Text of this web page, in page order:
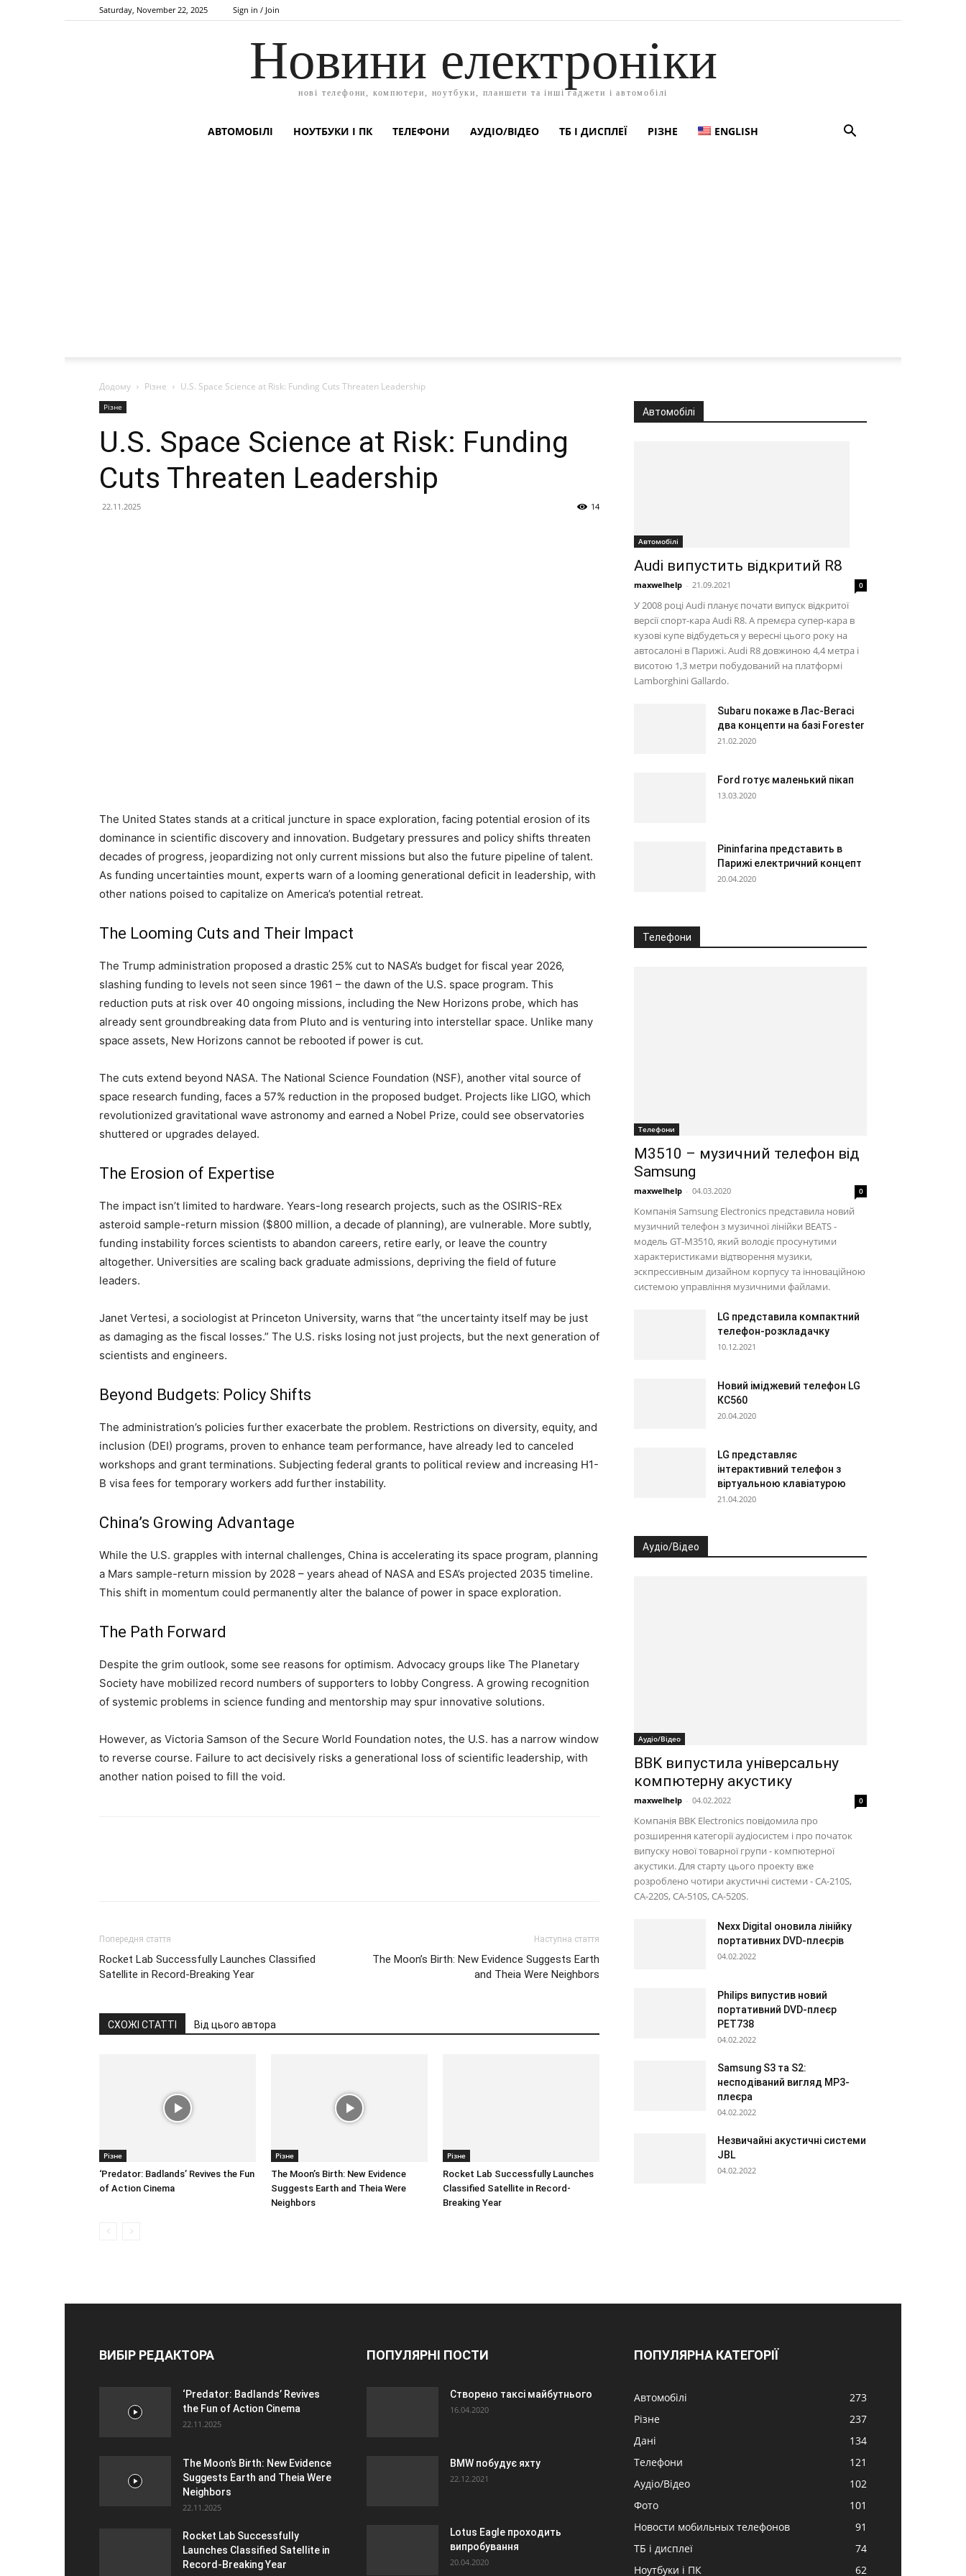
Saturday, November 22, 2025 Sign in / Join
Новини електроніки
нові телефони, компютери, ноутбуки, планшети та інші гаджети і автомобілі
АВТОМОБІЛІ НОУТБУКИ І ПК ТЕЛЕФОНИ АУДІО/ВІДЕО ТБ І ДИСПЛЕЇ РІЗНЕ ENGLISH
Додому Різне U.S. Space Science at Risk: Funding Cuts Threaten Leadership
Різне
U.S. Space Science at Risk: Funding
Cuts Threaten Leadership
22.11.2025 14
The United States stands at a critical juncture in space exploration, facing potential erosion of its
dominance in scientific discovery and innovation. Budgetary pressures and policy shifts threaten
decades of progress, jeopardizing not only current missions but also the future pipeline of talent.
As funding uncertainties mount, experts warn of a looming generational deficit in leadership, with
other nations poised to capitalize on America’s potential retreat.
The Looming Cuts and Their Impact
The Trump administration proposed a drastic 25% cut to NASA’s budget for fiscal year 2026,
slashing funding to levels not seen since 1961 – the dawn of the U.S. space program. This
reduction puts at risk over 40 ongoing missions, including the New Horizons probe, which has
already sent groundbreaking data from Pluto and is venturing into interstellar space. Unlike many
space assets, New Horizons cannot be rebooted if power is cut.
The cuts extend beyond NASA. The National Science Foundation (NSF), another vital source of
space research funding, faces a 57% reduction in the proposed budget. Projects like LIGO, which
revolutionized gravitational wave astronomy and earned a Nobel Prize, could see observatories
shuttered or upgrades delayed.
The Erosion of Expertise
The impact isn’t limited to hardware. Years-long research projects, such as the OSIRIS-REx
asteroid sample-return mission ($800 million, a decade of planning), are vulnerable. More subtly,
funding instability forces scientists to abandon careers, retire early, or leave the country
altogether. Universities are scaling back graduate admissions, depriving the field of future
leaders.
Janet Vertesi, a sociologist at Princeton University, warns that “the uncertainty itself may be just
as damaging as the fiscal losses.” The U.S. risks losing not just projects, but the next generation of
scientists and engineers.
Beyond Budgets: Policy Shifts
The administration’s policies further exacerbate the problem. Restrictions on diversity, equity, and
inclusion (DEI) programs, proven to enhance team performance, have already led to canceled
workshops and grant terminations. Subjecting federal grants to political review and increasing H1-
B visa fees for temporary workers add further instability.
China’s Growing Advantage
While the U.S. grapples with internal challenges, China is accelerating its space program, planning
a Mars sample-return mission by 2028 – years ahead of NASA and ESA’s projected 2035 timeline.
This shift in momentum could permanently alter the balance of power in space exploration.
The Path Forward
Despite the grim outlook, some see reasons for optimism. Advocacy groups like The Planetary
Society have mobilized record numbers of supporters to lobby Congress. A growing recognition
of systemic problems in science funding and mentorship may spur innovative solutions.
However, as Victoria Samson of the Secure World Foundation notes, the U.S. has a narrow window
to reverse course. Failure to act decisively risks a generational loss of scientific leadership, with
another nation poised to fill the void.
Попередня стаття
Rocket Lab Successfully Launches Classified
Satellite in Record-Breaking Year
Наступна стаття
The Moon’s Birth: New Evidence Suggests Earth
and Theia Were Neighbors
СХОЖІ СТАТТІ Від цього автора
Різне
‘Predator: Badlands’ Revives the Fun
of Action Cinema
Різне
The Moon’s Birth: New Evidence
Suggests Earth and Theia Were
Neighbors
Різне
Rocket Lab Successfully Launches
Classified Satellite in Record-
Breaking Year
Автомобілі
Автомобілі
Audi випустить відкритий R8
maxwelhelp - 21.09.2021 0
У 2008 році Audi планує почати випуск відкритої
версії спорт-кара Audi R8. А премєра супер-кара в
кузові купе відбудеться у вересні цього року на
автосалоні в Парижі. Audi R8 довжиною 4,4 метра і
висотою 1,3 метри побудований на платформі
Lamborghini Gallardo.
Subaru покаже в Лас-Вегасі
два концепти на базі Forester
21.02.2020
Ford готує маленький пікап
13.03.2020
Pininfarina представить в
Парижі електричний концепт
20.04.2020
Телефони
Телефони
M3510 – музичний телефон від
Samsung
maxwelhelp - 04.03.2020 0
Компанія Samsung Electronics представила новий
музичний телефон з музичної лінійки BEATS -
модель GT-M3510, який володіє просунутими
характеристиками відтворення музики,
эскпрессивным дизайном корпусу та інноваційною
системою управління музичними файлами.
LG представила компактний
телефон-розкладачку
10.12.2021
Новий іміджевий телефон LG
КС560
20.04.2020
LG представляє
інтерактивний телефон з
віртуальною клавіатурою
21.04.2020
Аудіо/Відео
Аудіо/Відео
BBK випустила універсальну
компютерну акустику
maxwelhelp - 04.02.2022 0
Компанія BBK Electronics повідомила про
розширення категорії аудіосистем і про початок
випуску нової товарної групи - компютерної
акустики. Для старту цього проекту вже
розроблено чотири акустичні системи - CA-210S,
CA-220S, CA-510S, CA-520S.
Nexx Digital оновила лінійку
портативних DVD-плеєрів
04.02.2022
Philips випустив новий
портативний DVD-плеєр
PET738
04.02.2022
Samsung S3 та S2:
несподіваний вигляд МР3-
плеєра
04.02.2022
Незвичайні акустичні системи
JBL
04.02.2022
ВИБІР РЕДАКТОРА
‘Predator: Badlands’ Revives
the Fun of Action Cinema
22.11.2025
The Moon’s Birth: New Evidence
Suggests Earth and Theia Were
Neighbors
22.11.2025
Rocket Lab Successfully
Launches Classified Satellite in
Record-Breaking Year
ПОПУЛЯРНІ ПОСТИ
Створено таксі майбутнього
16.04.2020
BMW побудує яхту
22.12.2021
Lotus Eagle проходить
випробування
20.04.2020
ПОПУЛЯРНА КАТЕГОРІЇ
Автомобілі
273
Різне
237
Дані
134
Телефони
121
Аудіо/Відео
102
Фото
101
Новости мобильных телефонов
91
ТБ і дисплеї
74
Ноутбуки і ПК
62